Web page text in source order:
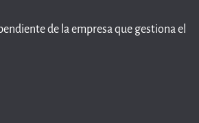
de la empresa que gestiona el